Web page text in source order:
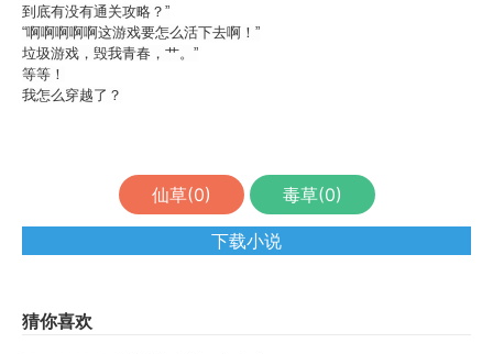
到底有没有通关攻略？”
“啊啊啊啊啊这游戏要怎么活下去啊！”
垃圾游戏，毁我青春，艹。”
等等！
我怎么穿越了？
仙草(0) 毒草(0)
下载小说
猜你喜欢